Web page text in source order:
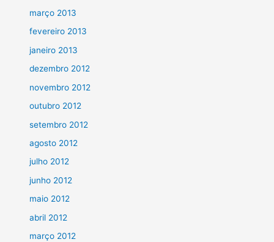
março 2013
fevereiro 2013
janeiro 2013
dezembro 2012
novembro 2012
outubro 2012
setembro 2012
agosto 2012
julho 2012
junho 2012
maio 2012
abril 2012
março 2012